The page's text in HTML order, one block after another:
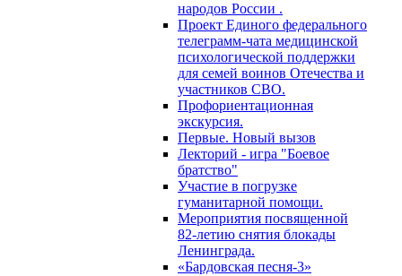
народов России .
Проект Единого федерального
телеграмм-чата медицинской
психологической поддержки
для семей воинов Отечества и
участников СВО.
Профориентационная
экскурсия.
Первые. Новый вызов
Лекторий - игра "Боевое
братство"
Участие в погрузке
гуманитарной помощи.
Мероприятия посвященной
82-летию снятия блокады
Ленинграда.
«Бардовская песня-3»